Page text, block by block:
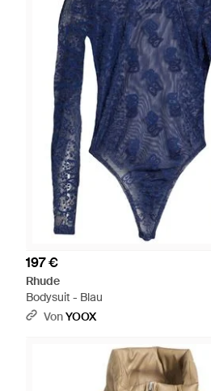
197 €
Rhude
Bodysuit - Blau
VonYOOX